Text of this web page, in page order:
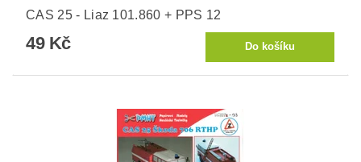
CAS 25 - Liaz 101.860 + PPS 12
49 Kč